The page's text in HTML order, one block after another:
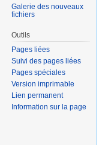
Galerie des nouveaux
fichiers
Outils
Pages liées
Suivi des pages liées
Pages spéciales
Version imprimable
Lien permanent
Information sur la page